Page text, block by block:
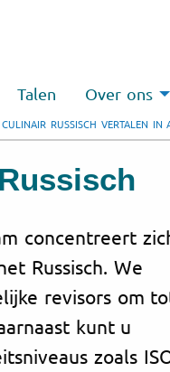
Talen Over ons
CULINAIR RUSSISCH VERTALEN IN
concentreert
Russisch. We
revisors om
kunt u
zoals